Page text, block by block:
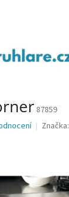
87859
Značka: